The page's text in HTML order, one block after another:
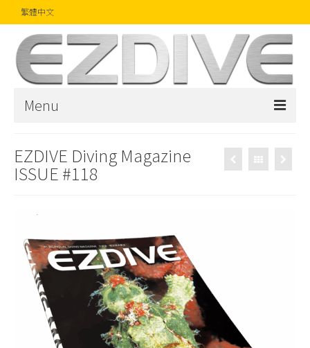
繁體中文
Menu
雜誌
攝影比賽
話題焦點
關於我們
EZDIVE Diving Magazine
ISSUE #118